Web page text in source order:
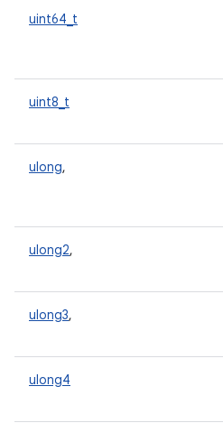
uint64_t
uint8_t
ulong,
ulong2,
ulong3,
ulong4